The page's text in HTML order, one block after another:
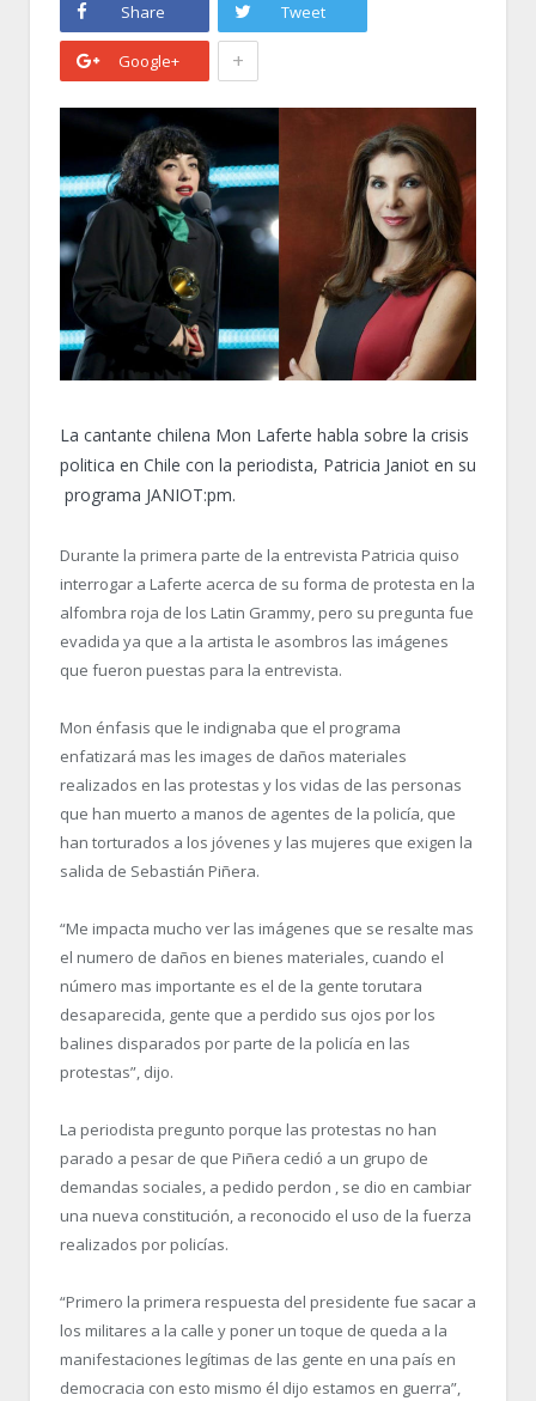
Share Tweet
Google+ +
La cantante chilena Mon Laferte habla sobre la crisis
politica en Chile con la periodista, Patricia Janiot en su
programa JANIOT:pm.
Durante la primera parte de la entrevista Patricia quiso
interrogar a Laferte acerca de su forma de protesta en la
alfombra roja de los Latin Grammy, pero su pregunta fue
evadida ya que a la artista le asombros las imágenes
que fueron puestas para la entrevista.
Mon énfasis que le indignaba que el programa
enfatizará mas les images de daños materiales
realizados en las protestas y los vidas de las personas
que han muerto a manos de agentes de la policía, que
han torturados a los jóvenes y las mujeres que exigen la
salida de Sebastián Piñera.
“Me impacta mucho ver las imágenes que se resalte mas
el numero de daños en bienes materiales, cuando el
número mas importante es el de la gente torutara
desaparecida, gente que a perdido sus ojos por los
balines disparados por parte de la policía en las
protestas”, dijo.
La periodista pregunto porque las protestas no han
parado a pesar de que Piñera cedió a un grupo de
demandas sociales, a pedido perdon , se dio en cambiar
una nueva constitución, a reconocido el uso de la fuerza
realizados por policías.
“Primero la primera respuesta del presidente fue sacar a
los militares a la calle y poner un toque de queda a la
manifestaciones legítimas de las gente en una país en
democracia con esto mismo él dijo estamos en guerra”,